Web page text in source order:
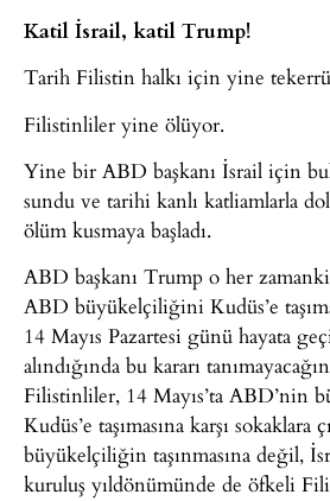
Katil İsrail, katil Trump!
Tarih Filistin halkı için yine
Filistinliler yine ölüyor.
Yine bir ABD başkanı İsrail için
sundu ve tarihi kanlı katliamlarla
ölüm kusmaya başladı.
ABD başkanı Trump o her zamanki
ABD büyükelçiliğini Kudüs’e
14 Mayıs Pazartesi günü hayata
alındığında bu kararı
Filistinliler, 14 Mayıs’ta ABD’nin
Kudüs’e taşımasına karşı sokaklara
büyükelçiliğin taşınmasına değil,
kuruluş yıldönümünde de öfkeli